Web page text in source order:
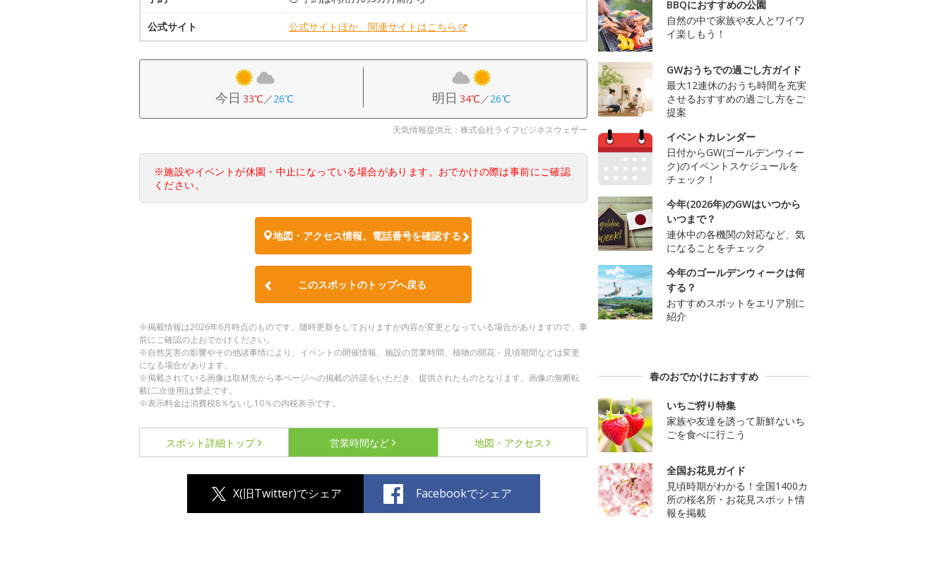
公式サイト 公式サイトほか、関連サイトはこちら
今日 33℃／26℃ 明日 34℃／26℃
天気情報提供元：株式会社ライフビジネスウェザー
※施設やイベントが休園・中止になっている場合があります。おでかけの際は事前にご確認
ください。
地図・アクセス情報、電話番号を確認する
このスポットのトップへ戻る
※掲載情報は2026年6月時点のものです。随時更新をしておりますが内容が変更となっている場合がありますので、事
前にご確認の上おでかけください。
※自然災害の影響やその他諸事情により、イベントの開催情報、施設の営業時間、植物の開花・見頃期間などは変更
になる場合があります。
※掲載されている画像は取材先から本ページへの掲載の許諾をいただき、提供されたものとなります。画像の無断転
載(二次使用)は禁止です。
※表示料金は消費税8％ないし10％の内税表示です。
スポット詳細 トップ 営業時間など 地図・アクセス
X(旧Twitter)でシェア Facebookでシェア
BBQにおすすめの公園
自然の中で家族や友人とワイワ
イ楽しもう！
GWおうちでの過ごし方ガイド
最大12連休のおうち時間を充実
させるおすすめの過ごし方をご
提案
イベントカレンダー
日付からGW(ゴールデンウィー
ク)のイベントスケジュールを
チェック！
今年(2026年)のGWはいつから
いつまで？
連休中の各機関の対応など、気
になることをチェック
今年のゴールデンウィークは何
する？
おすすめスポットをエリア別に
紹介
春のおでかけにおすすめ
いちご狩り特集
家族や友達を誘って新鮮ないち
ごを食べに行こう
全国お花見ガイド
見頃時期がわかる！全国1400カ
所の桜名所・お花見スポット情
報を掲載